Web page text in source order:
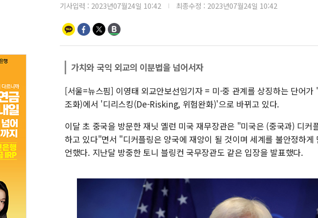
뉴욕증시 프리
[종합] 美 7월
[사진] 이슬람 수
뉴욕증시 개장
보훈부, 미
트럼프 "금리 내
특정 정치인 측
李 "해남 태양
李 대통령, '6시
트럼프, 中 겨냥
기사입력 : 2023년07월24일 10:42 최종수정 : 2023년07월24일 10:42
가치와 국익 외교의 이분법을 넘어서자
[서울=뉴스핌] 이영태 외교안보선임기자 = 미·중 관계를 상징하는 단어
조화)에서 '디리스킹(De-Risking, 위험완화)'으로 바뀌고 있다.
이달 초 중국을 방문한 재닛 옐런 미국 재무장관은 "미국은 (중국과) 디커
하고 있다"면서 "디커플링은 양국에 재앙이 될 것이며 세계를 불안정하
언했다. 지난달 방중한 토니 블링컨 국무장관도 같은 입장을 발표했다.